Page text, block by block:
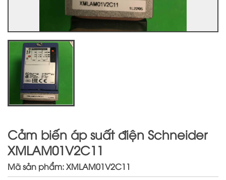
Cảm biến áp suất điện Schneider
XMLAM01V2C11
Mã sản phẩm: XMLAM01V2C11